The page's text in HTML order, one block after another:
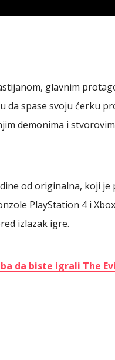
glavnim
da spase svoju ćerku
demonima i
od originalna, koji je
PlayStation 4 i
izlazak igre.
da biste igrali The